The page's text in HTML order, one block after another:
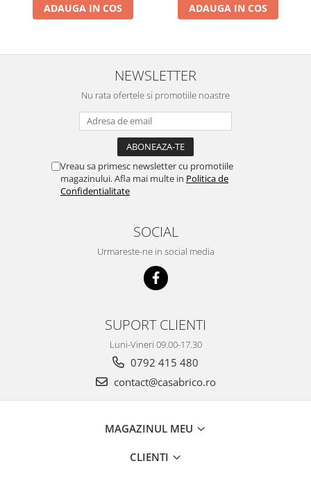
ADAUGA IN COS ADAUGA IN COS
NEWSLETTER
Nu rata ofertele si promotiile noastre
Vreau sa primesc newsletter cu promotiile
magazinului. Afla mai multe in Politica de
Confidentialitate
SOCIAL
Urmareste-ne in social media
SUPORT CLIENTI
Luni-Vineri 09.00-17.30
0792 415 480
contact@casabrico.ro
MAGAZINUL MEU
CLIENTI